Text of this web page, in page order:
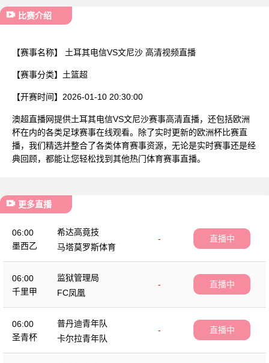
比赛介绍
【赛事名称】 土耳其电信VS文尼沙 高清视频直播
【赛事分类】 土篮超
【开赛时间】 2026-01-10 20:30:00
澳超直播网提供土耳其电信VS文尼沙赛事高清直播，还包括欧洲
杯在内的各类足球赛事在线观看。除了实时更新的欧洲杯比赛直
播，我们精选并整合了各类体育赛事资源，无论是实时赛事还是经
典回顾，都能让您轻松找到其他热门体育赛事直播。
更多直播
06:00
墨西乙
希达高竟技
-
马塔莫罗斯体育
直播中
06:00
千里甲
监狱管理局
-
FC凤凰
直播中
06:00
圣青杯
普丹迪青年队
-
卡尔拉青年队
直播中